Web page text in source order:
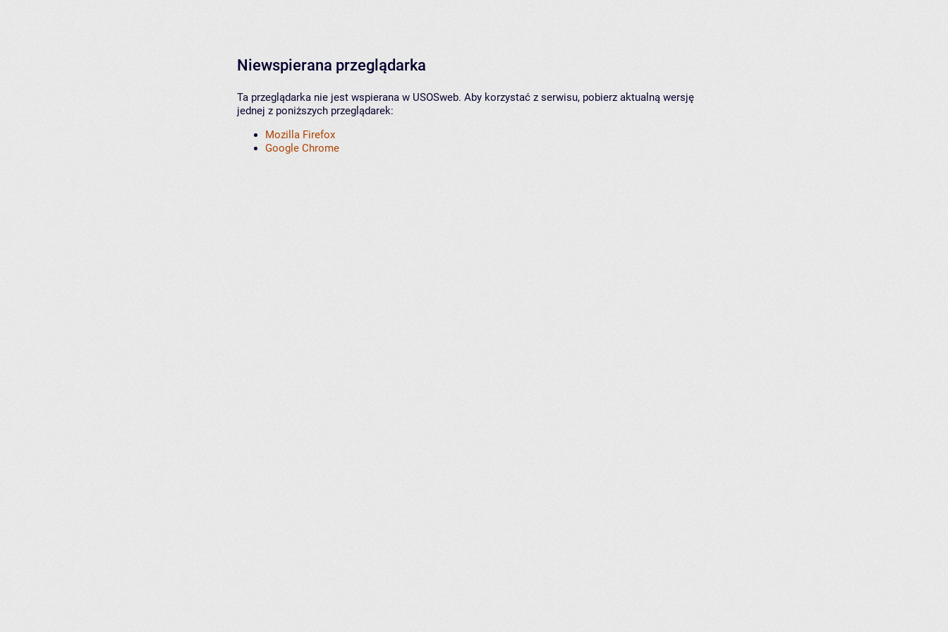
Niewspierana przeglądarka
Ta przeglądarka nie jest wspierana w USOSweb. Aby korzystać z serwisu, pobierz aktualną wersję
jednej z poniższych przeglądarek:
Mozilla Firefox
Google Chrome